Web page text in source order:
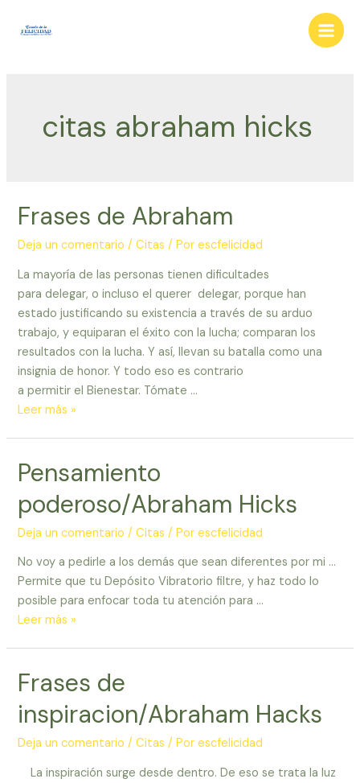
Main
citas abraham hicks
Frases de Abraham
Deja un comentario /Citas / Porescfelicidad
La mayoría de las personas tienen dificultades
para delegar, o incluso el querer delegar, porque han
estado justificando su existencia a través de su arduo
trabajo, y equiparan el éxito con la lucha; comparan los
resultados con la lucha. Y así, llevan su batalla como una
insignia de honor. Y todo eso es contrario
a permitir el Bienestar. Tómate …
Frases
Leer más »
Pensamiento
poderoso/Abraham Hicks
Deja un comentario /Citas / Porescfelicidad
No voy a pedirle a los demás que sean diferentes por mi …
Permite que tu Depósito Vibratorio filtre, y haz todo lo
posible para enfocar toda tu atención para …
Pensamiento
Leer más »
Frases de
inspiracion/Abraham Hacks
Deja un comentario /Citas / Porescfelicidad
La inspiración surge desde dentro. De eso se trata la luz